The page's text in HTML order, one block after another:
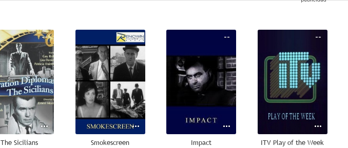
--
The Sicilians
--
Smokescreen
--
Impact
--
ITV Play of the Week